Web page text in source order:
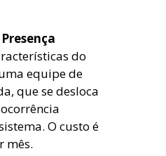
do
equipe de
que se desloca
O custo é
mês.